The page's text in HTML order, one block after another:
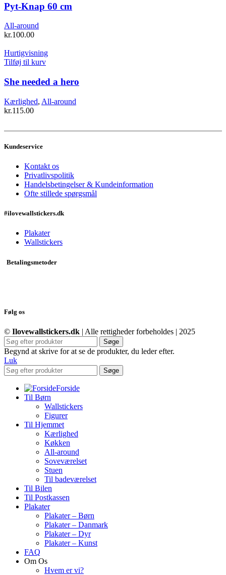
Pyt-Knap 60 cm
All-around
kr.100.00
Hurtigvisning
Tilføj til kurv
She needed a hero
Kærlighed, All-around
kr.115.00
Kundeservice
Kontakt os
Privatlivspolitik
Handelsbetingelser & Kundeinformation
Ofte stillede spørgsmål
#ilovewallstickers.dk
Plakater
Wallstickers
Betalingsmetoder
Følg os
© Ilovewallstickers.dk | Alle rettigheder forbeholdes | 2025
Søge
Begynd at skrive for at se de produkter, du leder efter.
Luk
Søge
Forside
Til Børn
Wallstickers
Figurer
Til Hjemmet
Kærlighed
Køkken
All-around
Soveværelset
Stuen
Til badeværelset
Til Bilen
Til Postkassen
Plakater
Plakater – Børn
Plakater – Danmark
Plakater – Dyr
Plakater – Kunst
FAQ
Om Os
Hvem er vi?